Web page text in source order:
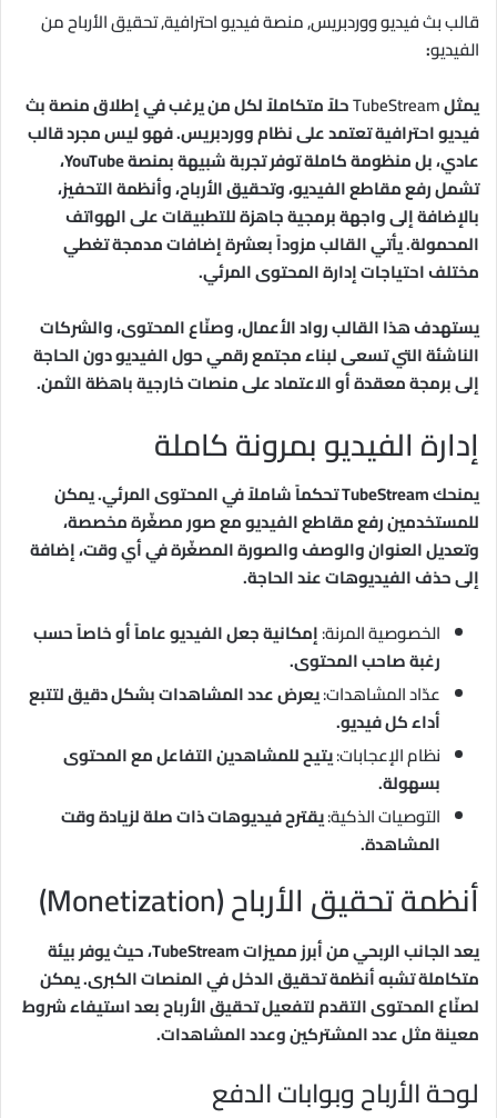
قالب بث فيديو ووردبريس, منصة فيديو احترافية, تحقيق الأرباح من
الفيديو:
يمثلTubeStreamحلاً متكاملاً لكل من يرغب في إطلاق منصة بث
فيديو احترافية تعتمد على نظام ووردبريس. فهو ليس مجرد قالب
عادي، بل منظومة كاملة توفر تجربة شبيهة بمنصة YouTube،
تشمل رفع مقاطع الفيديو، وتحقيق الأرباح، وأنظمة التحفيز،
بالإضافة إلى واجهة برمجية جاهزة للتطبيقات على الهواتف
المحمولة. يأتي القالب مزوداً بعشرة إضافات مدمجة تغطي
مختلف احتياجات إدارة المحتوى المرئي.
يستهدف هذا القالب رواد الأعمال، وصنّاع المحتوى، والشركات
الناشئة التي تسعى لبناء مجتمع رقمي حول الفيديو دون الحاجة
إلى برمجة معقدة أو الاعتماد على منصات خارجية باهظة الثمن.
إدارة الفيديو بمرونة كاملة
يمنحك TubeStream تحكماً شاملاً في المحتوى المرئي. يمكن
للمستخدمين رفع مقاطع الفيديو مع صور مصغّرة مخصصة،
وتعديل العنوان والوصف والصورة المصغّرة في أي وقت، إضافة
إلى حذف الفيديوهات عند الحاجة.
الخصوصية المرنة:إمكانية جعل الفيديو عاماً أو خاصاً حسب
رغبة صاحب المحتوى.
عدّاد المشاهدات:يعرض عدد المشاهدات بشكل دقيق لتتبع
أداء كل فيديو.
نظام الإعجابات:يتيح للمشاهدين التفاعل مع المحتوى
بسهولة.
التوصيات الذكية:يقترح فيديوهات ذات صلة لزيادة وقت
المشاهدة.
أنظمة تحقيق الأرباح (Monetization)
يعد الجانب الربحي من أبرز مميزات TubeStream، حيث يوفر بيئة
متكاملة تشبه أنظمة تحقيق الدخل في المنصات الكبرى. يمكن
لصنّاع المحتوى التقدم لتفعيل تحقيق الأرباح بعد استيفاء شروط
معينة مثل عدد المشتركين وعدد المشاهدات.
لوحة الأرباح وبوابات الدفع